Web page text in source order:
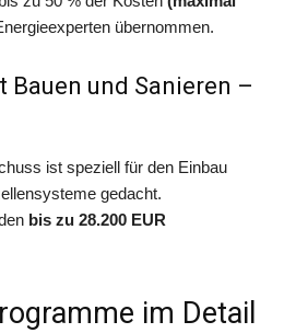
übernommen.
Bauen und Sanieren –
ist speziell für den Einbau
gedacht.
bis zu 28.200 EUR
im Detail